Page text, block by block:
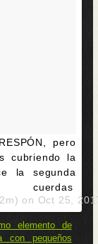
pero
cubriendo la
la segunda
on Oct 25,
elemento de
con pequeños